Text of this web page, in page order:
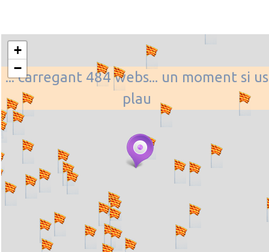
... carregant 484 webs... un moment si us
plau
+
−